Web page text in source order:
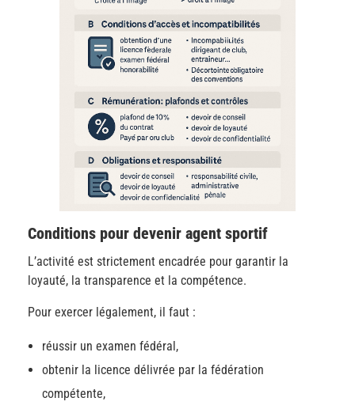
Conditions pour devenir agent sportif
L’activité est strictement encadrée pour garantir la
loyauté, la transparence et la compétence.
Pour exercer légalement, il faut :
réussir un examen fédéral,
obtenir la licence délivrée par la fédération
compétente,